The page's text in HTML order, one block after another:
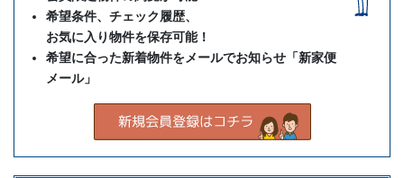
希望条件、チェック履歴、
お気に入り物件を保存可能！
希望に合った新着物件をメールでお知らせ「新家便
メール」